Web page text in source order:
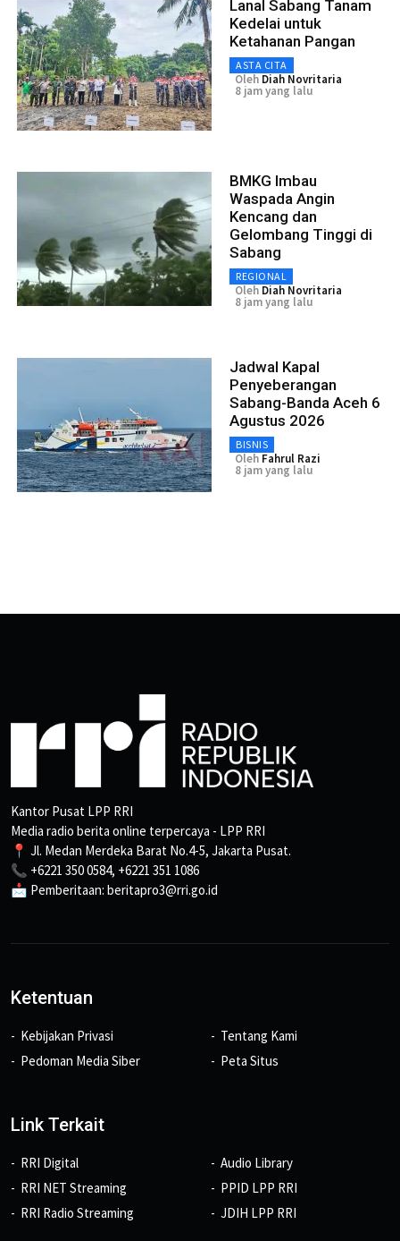
Lanal Sabang Tanam
Kedelai untuk
Ketahanan Pangan
ASTA CITA
Oleh Diah Novritaria
8 jam yang lalu
BMKG Imbau
Waspada Angin
Kencang dan
Gelombang Tinggi di
Sabang
REGIONAL
Oleh Diah Novritaria
8 jam yang lalu
Jadwal Kapal
Penyeberangan
Sabang-Banda Aceh 6
Agustus 2026
BISNIS
Oleh Fahrul Razi
8 jam yang lalu
Kantor Pusat LPP RRI
Media radio berita online terpercaya - LPP RRI
📍 Jl. Medan Merdeka Barat No.4-5, Jakarta Pusat.
📞 +6221 350 0584, +6221 351 1086
📩 Pemberitaan: beritapro3@rri.go.id
Ketentuan
Kebijakan Privasi
Pedoman Media Siber
Tentang Kami
Peta Situs
Link Terkait
RRI Digital
RRI NET Streaming
RRI Radio Streaming
Audio Library
PPID LPP RRI
JDIH LPP RRI